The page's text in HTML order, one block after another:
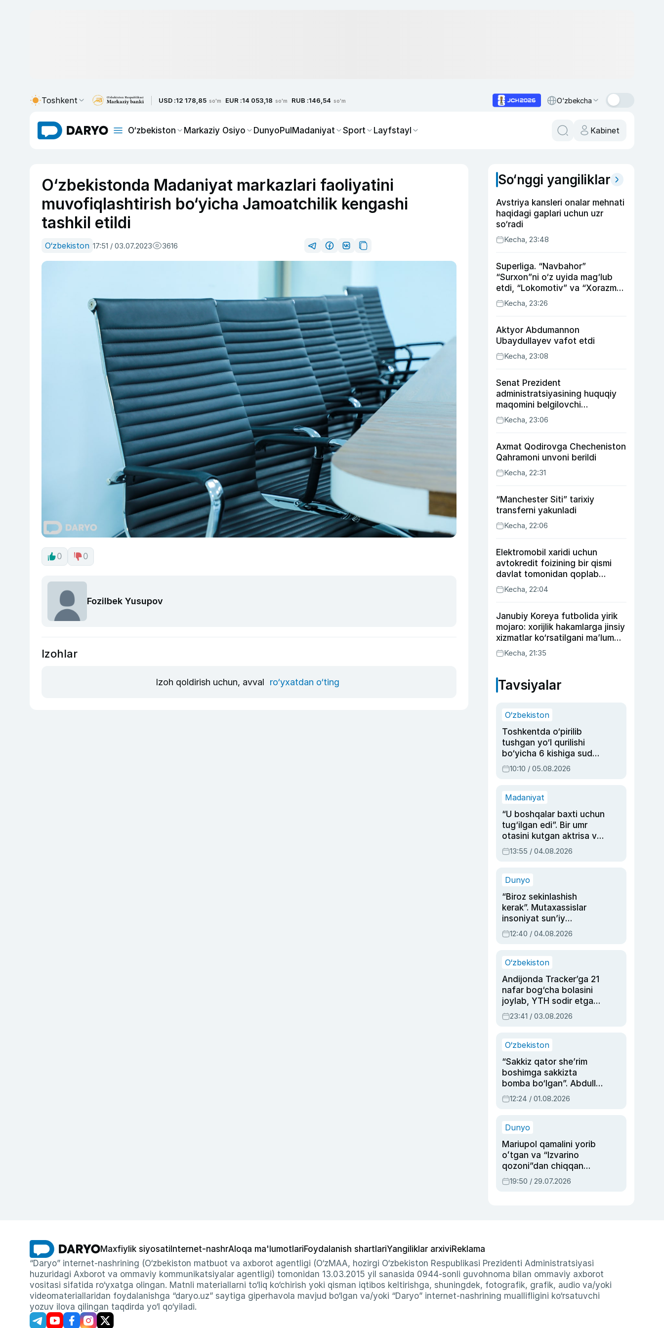
Toshkent USD :12 178,85 so'm EUR :14 053,18 so'm RUB :146,54 so'm O‘zbekcha
O‘zbekiston Markaziy Osiyo DunyoPulMadaniyat Sport Layfstayl Kabinet
O‘zbekistonda Madaniyat markazlari faoliyatini
muvofiqlashtirish bo‘yicha Jamoatchilik kengashi
tashkil etildi
O‘zbekiston 17:51 / 03.07.2023 3616
0 0
Fozilbek Yusupov
Izohlar
Izoh qoldirish uchun, avval ro‘yxatdan o‘ting
So‘nggi yangiliklar
Avstriya kansleri onalar mehnati
haqidagi gaplari uchun uzr
so‘radi
Kecha, 23:48
Superliga. “Navbahor”
“Surxon”ni o‘z uyida mag‘lub
etdi, “Lokomotiv” va “Xorazm”
uyda g‘alaba qozondi
Kecha, 23:26
Aktyor Abdu­mannon
Ubaydullayev vafot etdi
Kecha, 23:08
Senat Prezident
administratsiyasining huquqiy
maqomini belgilovchi
konstitutsiyaviy qonunni
ma’qulladi
Kecha, 23:06
Axmat Qodirovga Checheniston
Qahramoni unvoni berildi
Kecha, 22:31
“Manchester Siti” tarixiy
transferni yakunladi
Kecha, 22:06
Elektromobil xaridi uchun
avtokredit foizining bir qismi
davlat tomonidan qoplab
berilishi mumkin
Kecha, 22:04
Janubiy Koreya futbolida yirik
mojaro: xorijlik hakamlarga jinsiy
xizmatlar ko‘rsatilgani ma’lum
qilindi
Kecha, 21:35
Tavsiyalar
O‘zbekiston
Toshkentda o‘pirilib
tushgan yo‘l qurilishi
bo‘yicha 6 kishiga sud
hukmi o‘qildi
10:10 / 05.08.2026
Madaniyat
“U boshqalar baxti uchun
tug‘ilgan edi”. Bir umr
otasini kutgan aktrisa va
dublyaj ustasi Rimma
Ahmedovaning
13:55 / 04.08.2026
Dunyo
“Biroz sekinlashish
kerak”. Mutaxassislar
insoniyat sun’iy
intellektni boshqara
olmay qolishidan xavotir
12:40 / 04.08.2026
O‘zbekiston
Andijonda Tracker’ga 21
nafar bog‘cha bolasini
joylab, YTH sodir etgan
ayolga sud hukmi o‘qildi
23:41 / 03.08.2026
O‘zbekiston
“Sakkiz qator she’rim
boshimga sakkizta
bomba bo‘lgan”. Abdulla
Oripovni siyosiy
ayblovlardan asrab
12:24 / 01.08.2026
Dunyo
Mariupol qamalini yorib
oʻtgan va “Izvarino
qozoni”dan chiqqan
qahramon — Ukraina
armiyasi bosh
19:50 / 29.07.2026
Maxfiylik siyosati Internet-nashrAloqa ma'lumotlariFoydalanish shartlariYangiliklar arxiviReklama
“Daryo” internet-nashrining (O‘zbekiston matbuot va axborot agentligi (O‘zMAA, hozirgi O‘zbekiston Respublikasi Prezidenti Administratsiyasi
huzuridagi Axborot va ommaviy kommunikatsiyalar agentligi) tomonidan 13.03.2015 yil sanasida 0944-sonli guvohnoma bilan ommaviy axborot
vositasi sifatida ro‘yxatga olingan. Matnli materiallarni to‘liq ko‘chirish yoki qisman iqtibos keltirishga, shuningdek, fotografik, grafik, audio va/yoki
videomateriallaridan foydalanishga “daryo.uz” saytiga giperhavola mavjud bo‘lgan va/yoki “Daryo” internet-nashrining muallifligini ko‘rsatuvchi
yozuv ilova qilingan taqdirda yo‘l qo‘yiladi.